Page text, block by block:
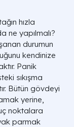
hızla
ne yapılmalı?
durumun
kendinize
Panik
sıkışma
Bütün gövdeyi
yerine,
noktalara
parmak